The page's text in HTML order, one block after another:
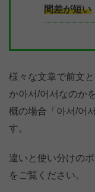
間差が短い
様々な文章で前文
か아서/어서なのか
概の場合「아서/어
す。
違いと使い分けの
をご覧ください。